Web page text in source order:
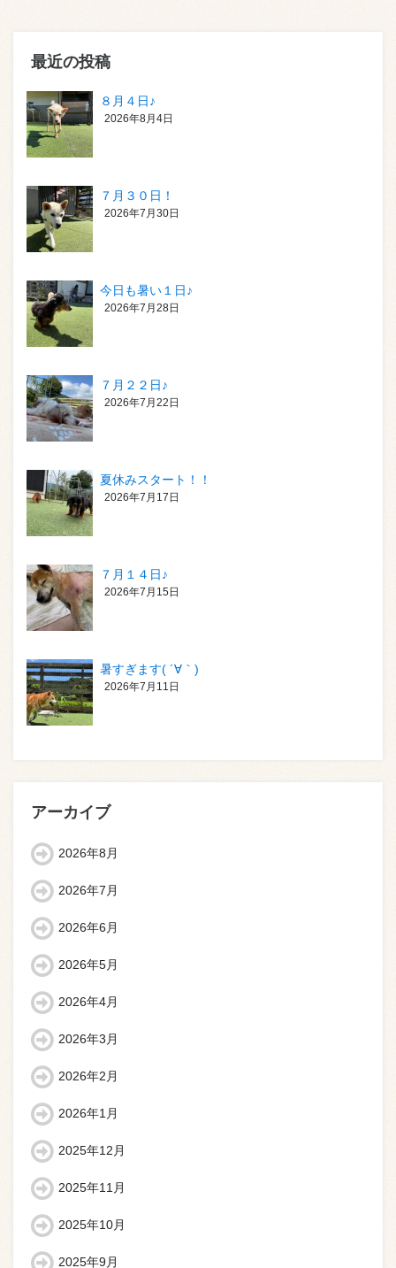
最近の投稿
８月４日♪
2026年8月4日
７月３０日！
2026年7月30日
今日も暑い１日♪
2026年7月28日
７月２２日♪
2026年7月22日
夏休みスタート！！
2026年7月17日
７月１４日♪
2026年7月15日
暑すぎます( ´∀｀)
2026年7月11日
アーカイブ
2026年8月
2026年7月
2026年6月
2026年5月
2026年4月
2026年3月
2026年2月
2026年1月
2025年12月
2025年11月
2025年10月
2025年9月